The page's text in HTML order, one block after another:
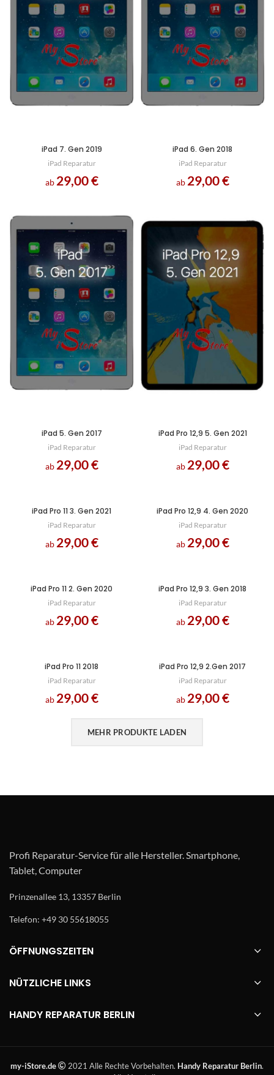
iPad 7. Gen 2019
iPad Reparatur
ab 29,00€
iPad 6. Gen 2018
iPad Reparatur
ab 29,00€
iPad 5. Gen 2017
iPad Reparatur
ab 29,00€
iPad Pro 12,9 5. Gen 2021
iPad Reparatur
ab 29,00€
iPad Pro 11 3. Gen 2021
iPad Reparatur
ab 29,00€
iPad Pro 12,9 4. Gen 2020
iPad Reparatur
ab 29,00€
iPad Pro 11 2. Gen 2020
iPad Reparatur
ab 29,00€
iPad Pro 12,9 3. Gen 2018
iPad Reparatur
ab 29,00€
iPad Pro 11 2018
iPad Reparatur
ab 29,00€
iPad Pro 12,9 2.Gen 2017
iPad Reparatur
ab 29,00€
MEHR PRODUKTE LADEN
Profi Reparatur-Service für alle Hersteller. Smartphone,
Tablet, Computer
Prinzenallee 13, 13357 Berlin
Telefon: +49 30 55618055
ÖFFNUNGSZEITEN
NÜTZLICHE LINKS
HANDY REPARATUR BERLIN
my-iStore.de 2021 Alle Rechte Vorbehalten. Handy Reparatur Berlin.